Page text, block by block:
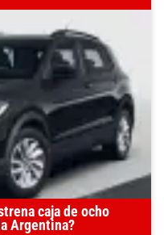
caja de ocho
Argentina?